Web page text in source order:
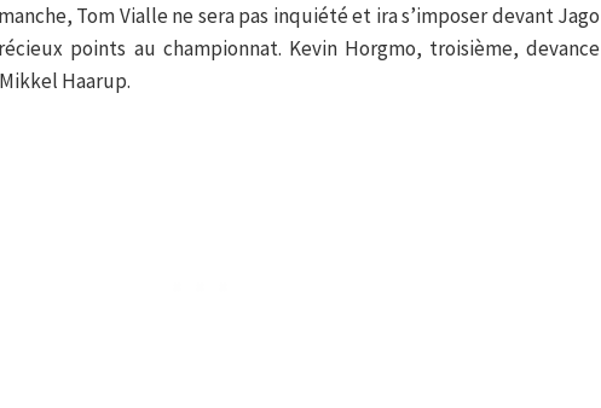
Tom Vialle ne sera pas inquiété et ira s’imposer devant Jago
points au championnat. Kevin Horgmo, troisième, devance
Haarup.